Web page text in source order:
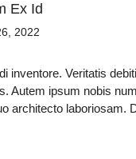
Ex Id
2022
inventore. Veritatis
Autem ipsum nobis
architecto laboriosam.